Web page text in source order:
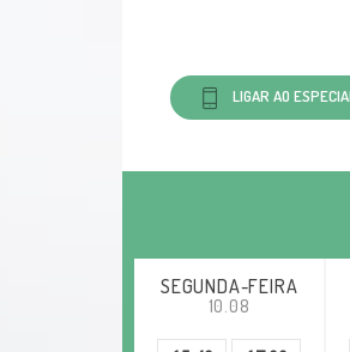
LIGAR AO
SEGUNDA-FEIRA
10.08